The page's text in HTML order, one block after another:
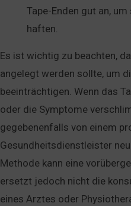
Tape-Enden gut an,
haften.
Es ist wichtig zu beachten,
angelegt werden sollte, um
beeinträchtigen. Wenn das
oder die Symptome
gegebenenfalls von einem
Gesundheitsdienstleister
Methode kann eine
ersetzt jedoch nicht die
eines Arztes oder